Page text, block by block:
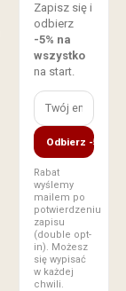
Zapisz się i
odbierz
-5% na
wszystko
na start.
Odbierz -5%
Rabat
wyślemy
mailem po
potwierdzeniu
zapisu
(double opt-
in). Możesz
się wypisać
w każdej
chwili.